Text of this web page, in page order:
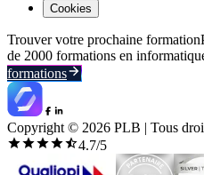
Cookies
Trouver votre prochaine formation
de 2000 formations en
formations
Copyright © 2026 PLB | Tous
4.7/5